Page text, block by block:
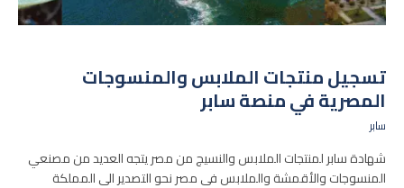
تسجيل منتجات الملابس والمنسوجات
المصرية في منصة سابر
سابر
شهادة سابر لمنتجات الملابس والنسيج من مصر يتجه العديد من مصنعي
المنسوجات والأقمشة والملابس فى مصر نحو التصدير الى المملكة